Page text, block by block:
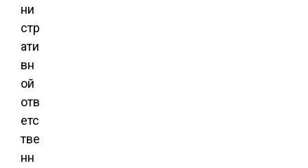
ни
стр
ати
вн
ой
отв
етс
тве
нн